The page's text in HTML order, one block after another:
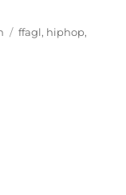
Tagiau
ffagl, hiphop,